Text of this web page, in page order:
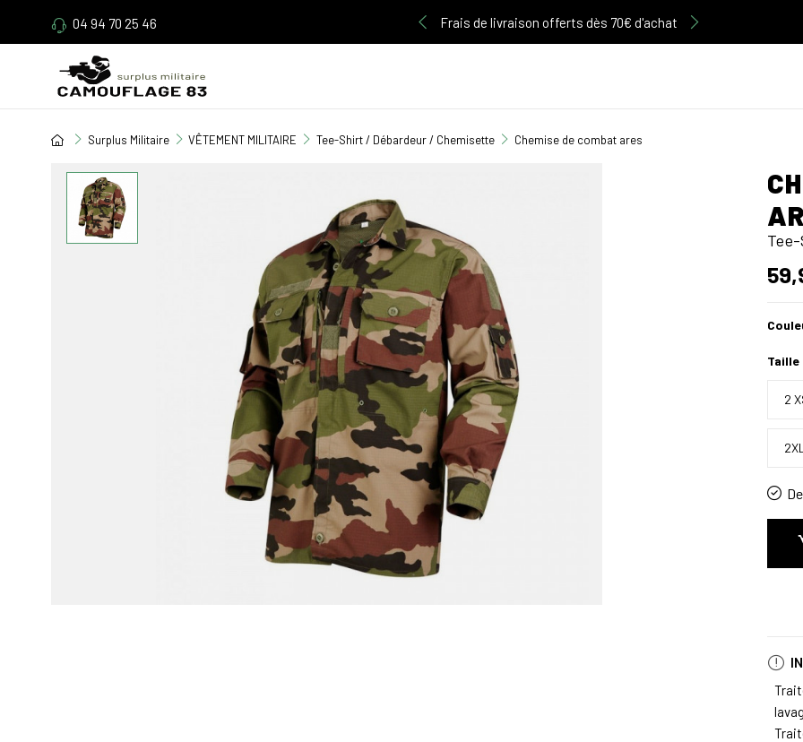
04 94 70 25 46 Découvrez notre gamme d'articles Multicam
Surplus Militaire VÊTEMENT MILITAIRE Tee-Shirt / Débardeur / Chemisette Chemise de combat ares
Taille
2
2XL